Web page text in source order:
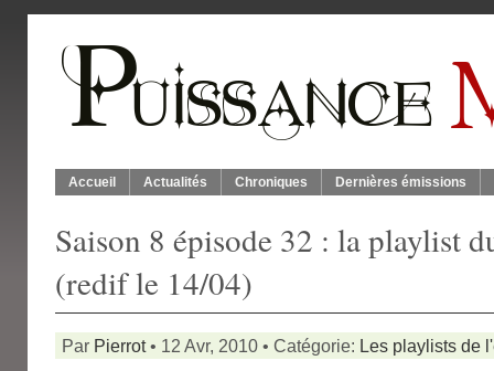
Accueil Actualités Chroniques Dernières émissions
Saison 8 épisode 32 : la playlist
(redif le 14/04)
Par Pierrot• 12 Avr, 2010 • Catégorie: Les playlists de